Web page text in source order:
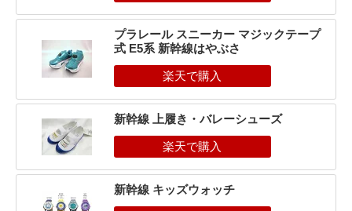
プラレール スニーカー マジックテープ
式 E5系 新幹線はやぶさ
新幹線 上履き・バレーシューズ
新幹線 キッズウォッチ